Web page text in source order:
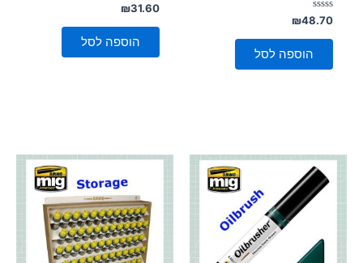
דורג
0
מתוך
₪48.70
הוספה לסל
דורג
0
מתוך
₪31.60
הוספה לסל